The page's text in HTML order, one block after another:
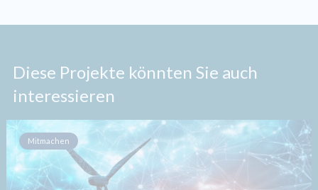
Diese Projekte könnten Sie auch
interessieren
Mitmachen